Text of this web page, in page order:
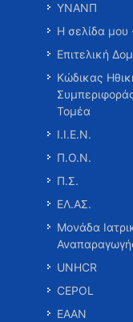
ΥΝΑΝΠ
Η σελίδα μου
Επιτελική
Κώδικας
Τομέα
Ι.Ι.Ε.Ν.
Π.Ο.Ν.
Π.Σ.
ΕΛ.ΑΣ.
Μονάδα
UNHCR
CEPOL
ΕΑΑΝ